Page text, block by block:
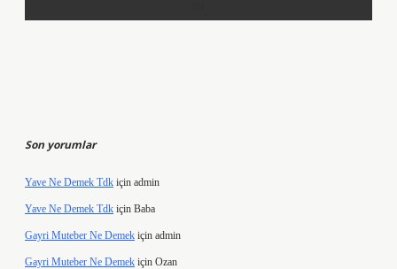
Son yorumlar
Yave Ne Demek Tdk için admin
Yave Ne Demek Tdk için Baba
Gayri Muteber Ne Demek için admin
Gayri Muteber Ne Demek için Ozan